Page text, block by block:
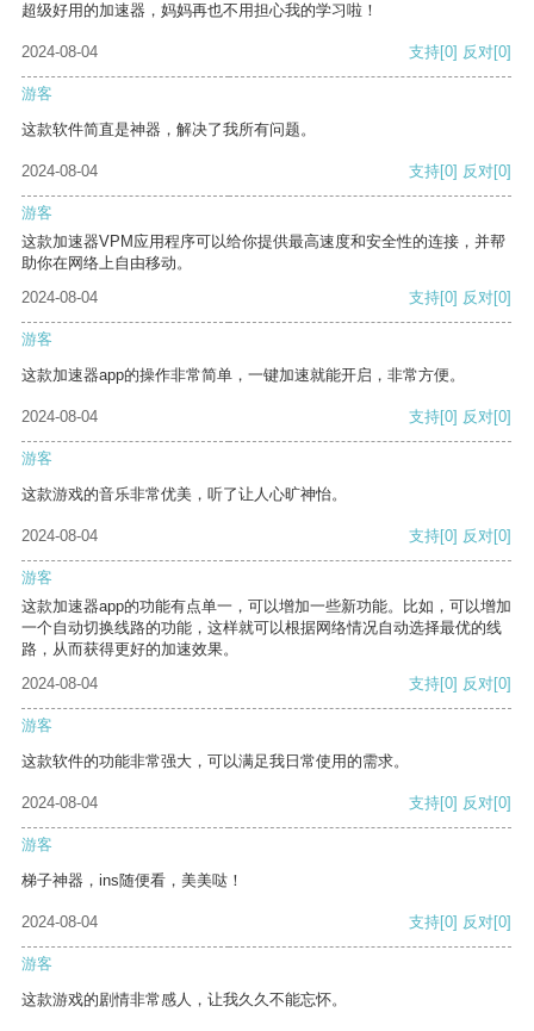
超级好用的加速器，妈妈再也不用担心我的学习啦！
2024-08-04 支持[0] 反对[0]
游客
这款软件简直是神器，解决了我所有问题。
2024-08-04 支持[0] 反对[0]
游客
这款加速器VPM应用程序可以给你提供最高速度和安全性的连接，并帮
助你在网络上自由移动。
2024-08-04
支持[0] 反对[0]
游客
这款加速器app的操作非常简单，一键加速就能开启，非常方便。
2024-08-04 支持[0] 反对[0]
游客
这款游戏的音乐非常优美，听了让人心旷神怡。
2024-08-04 支持[0] 反对[0]
游客
这款加速器app的功能有点单一，可以增加一些新功能。比如，可以增加
一个自动切换线路的功能，这样就可以根据网络情况自动选择最优的线
路，从而获得更好的加速效果。
2024-08-04
支持[0] 反对[0]
游客
这款软件的功能非常强大，可以满足我日常使用的需求。
2024-08-04 支持[0] 反对[0]
游客
梯子神器，ins随便看，美美哒！
2024-08-04 支持[0] 反对[0]
游客
这款游戏的剧情非常感人，让我久久不能忘怀。